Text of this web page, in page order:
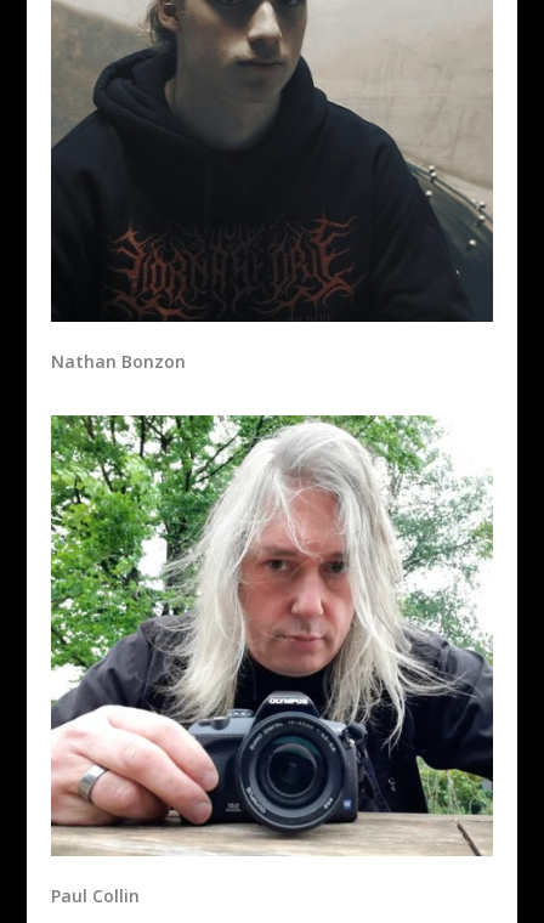
Nathan Bonzon
Paul Collin